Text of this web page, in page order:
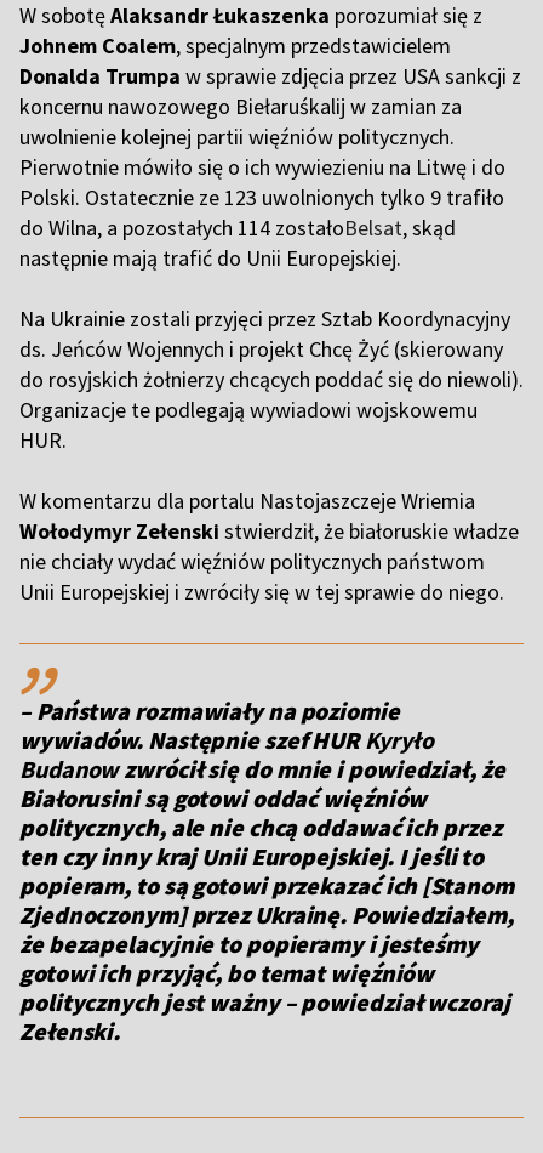
W sobotęAlaksandr Łukaszenka porozumiał się z
Johnem Coalem, specjalnym przedstawicielem
Donalda Trumpa w sprawie zdjęcia przez USA sankcji z
koncernu nawozowego Biełaruśkalij w zamian za
uwolnienie kolejnej partii więźniów politycznych.
Pierwotnie mówiło się o ich wywiezieniu na Litwę i do
Polski. Ostatecznie ze 123 uwolnionych tylko 9 trafiło
do Wilna, a pozostałych 114 zostałoBelsat, skąd
następnie mają trafić do Unii Europejskiej.
Na Ukrainie zostali przyjęci przez Sztab Koordynacyjny
ds. Jeńców Wojennych i projekt Chcę Żyć (skierowany
do rosyjskich żołnierzy chcących poddać się do niewoli).
Organizacje te podlegają wywiadowi wojskowemu
HUR.
W komentarzu dla portalu Nastojaszczeje Wriemia
Wołodymyr Zełenski stwierdził, że białoruskie władze
nie chciały wydać więźniów politycznych państwom
Unii Europejskiej i zwróciły się w tej sprawie do niego.
,,
– Państwa rozmawiały na poziomie
wywiadów. Następnie szef HURKyryło
Budanowzwrócił się do mnie i powiedział, że
Białorusini są gotowi oddać więźniów
politycznych, ale nie chcą oddawać ich przez
ten czy inny kraj Unii Europejskiej. I jeśli to
popieram, to są gotowi przekazać ich [Stanom
Zjednoczonym] przez Ukrainę. Powiedziałem,
że bezapelacyjnie to popieramy i jesteśmy
gotowi ich przyjąć, bo temat więźniów
politycznych jest ważny– powiedział wczoraj
Zełenski.